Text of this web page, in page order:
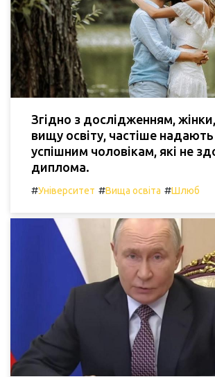
Згідно з дослідженням,
вищу освіту, частіше надають
успішним чоловікам, які не
диплома.
#Університет #Вища освіта #Шлюб